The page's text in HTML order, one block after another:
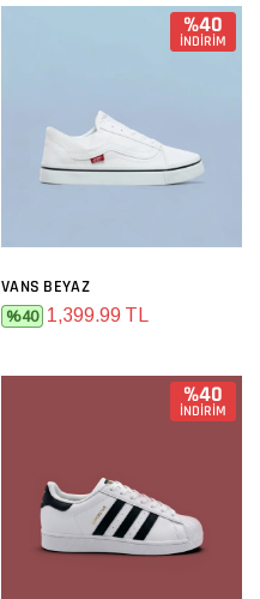
%40
İNDİRİM
VANS BEYAZ
%40 1,399.99 TL
%40
İNDİRİM